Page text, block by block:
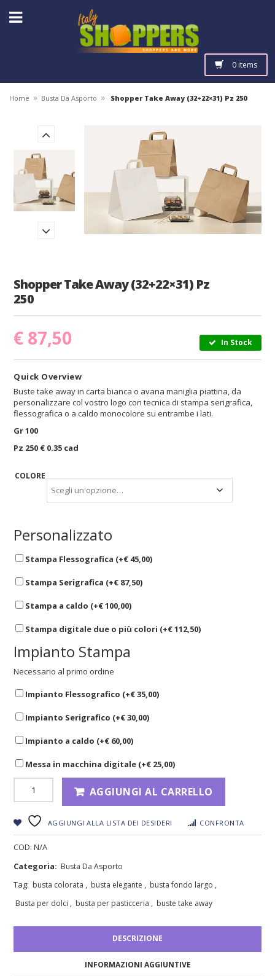
0 items
Home » Busta Da Asporto » Shopper Take Away (32+22×31) Pz 250
Shopper Take Away (32+22×31) Pz
250
€ 87,50 In Stock
Quick Overview
Buste take away in carta bianca o avana maniglia piattina, da
personalizzare col vostro logo con tecnica di stampa serigrafica,
flessografica o a caldo monocolore su entrambe i lati.
Gr 100
Pz 250 € 0.35 cad
COLORE
Personalizzato
Stampa Flessografica (+€ 45,00)
Stampa Serigrafica (+€ 87,50)
Stampa a caldo (+€100,00)
Stampa digitale due o più colori (+€112,50)
Impianto Stampa
Necessario al primo ordine
Impianto Flessografico (+€35,00)
Impianto Serigrafico (+€30,00)
Impianto a caldo (+€ 60,00)
Messa in macchina digitale (+€ 25,00)
AGGIUNGI AL CARRELLO
AGGIUNGI ALLA LISTA DEI DESIDERI CONFRONTA
COD: N/A
Categoria: Busta Da Asporto
Tag: busta colorata , busta elegante , busta fondo largo ,
Busta per dolci , busta per pasticceria , buste take away
DESCRIZIONE
INFORMAZIONI AGGIUNTIVE